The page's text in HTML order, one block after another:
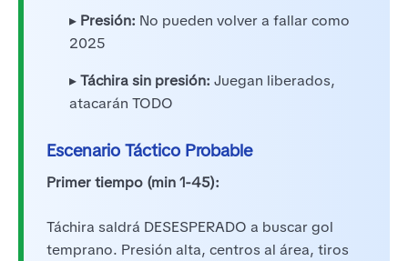
▸ Presión: No pueden volver a fallar como
2025
▸Táchira sin presión: Juegan liberados,
atacarán TODO
Escenario Táctico Probable
Primer tiempo (min 1-45):
Táchira saldrá DESESPERADO a buscar gol
temprano. Presión alta, centros al área, tiros